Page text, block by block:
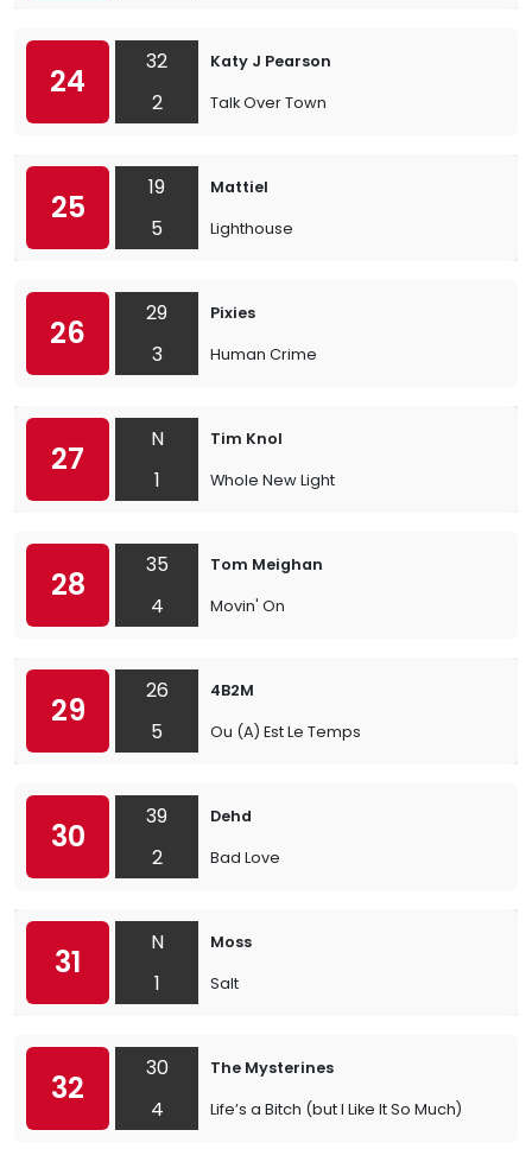
24
32
2
Katy J Pearson
Talk Over Town
25
19
5
Mattiel
Lighthouse
26
29
3
Pixies
Human Crime
27
N
1
Tim Knol
Whole New Light
28
35
4
Tom Meighan
Movin' On
29
26
5
4B2M
Ou (A) Est Le Temps
30
39
2
Dehd
Bad Love
31
N
1
Moss
Salt
32
30
4
The Mysterines
Life’s a Bitch (but I Like It So Much)